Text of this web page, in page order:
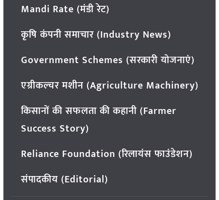
Mandi Rate (मंडी रेट)
कृषि कंपनी समाचार (Industry News)
Government Schemes (सरकारी योजनाएं)
एग्रीकल्चर मशीन (Agriculture Machinery)
किसानों की सफलता की कहानी (Farmer
Success Story)
Reliance Foundation (रिलायंस फाउंडेशन)
संपादकीय (Editorial)